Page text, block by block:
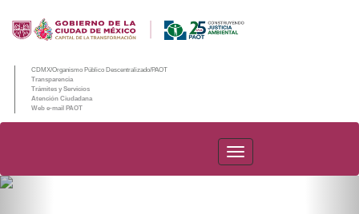
CDMX/Organismo Público Descentralizado/PAOT
Transparencia
Trámites y Servicios
Atención Ciudadana
Web e-mail PAOT
PAOT